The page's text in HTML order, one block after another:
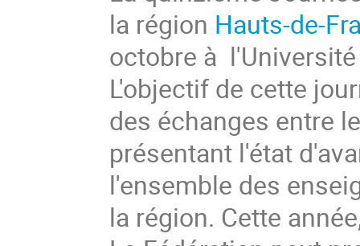
la région Hauts-de-
octobre à
L'objectif de cette
des échanges entre
présentant l'état
l'ensemble des
la région. Cette